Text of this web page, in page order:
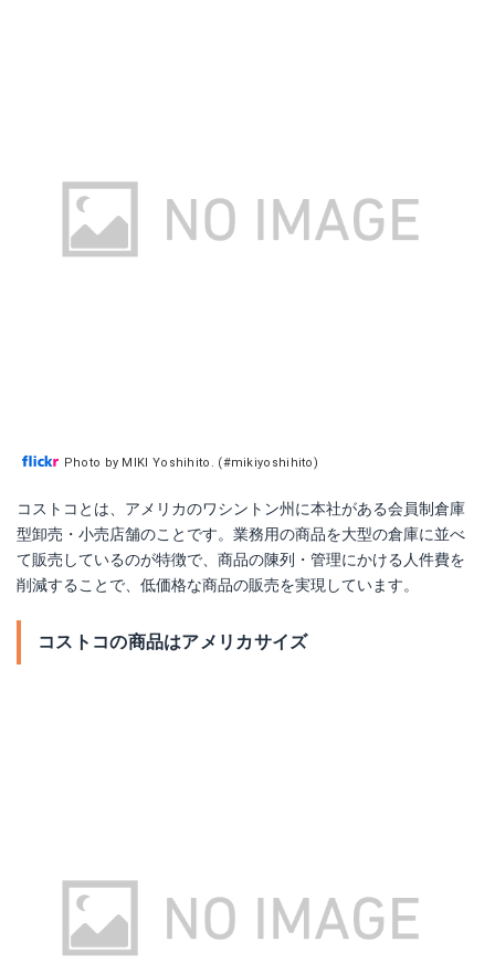
Photo by MIKI Yoshihito. (#mikiyoshihito)
コストコとは、アメリカのワシントン州に本社がある会員制倉庫
型卸売・小売店舗のことです。業務用の商品を大型の倉庫に並べ
て販売しているのが特徴で、商品の陳列・管理にかける人件費を
削減することで、低価格な商品の販売を実現しています。
コストコの商品はアメリカサイズ